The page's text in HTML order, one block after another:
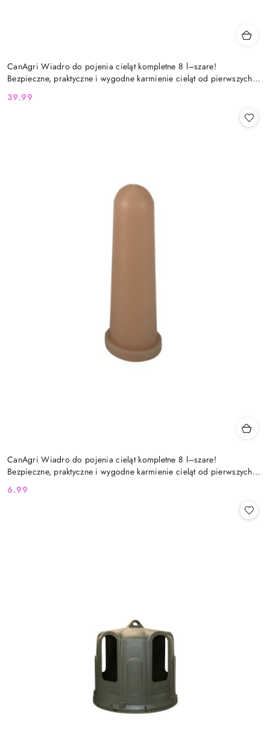
CanAgri Wiadro do pojenia cieląt kompletne 8 l–szare!
Bezpieczne, praktyczne i wygodne karmienie cieląt od pierwszych
Cena:
39.99
CanAgri Wiadro do pojenia cieląt kompletne 8 l–szare!
Bezpieczne, praktyczne i wygodne karmienie cieląt od pierwszych
Cena:
6.99